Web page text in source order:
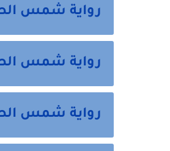
رواية شمس
رواية شمس
رواية شمس